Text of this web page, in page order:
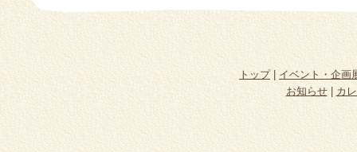
トップ|イベント・企画
お知らせ|カ